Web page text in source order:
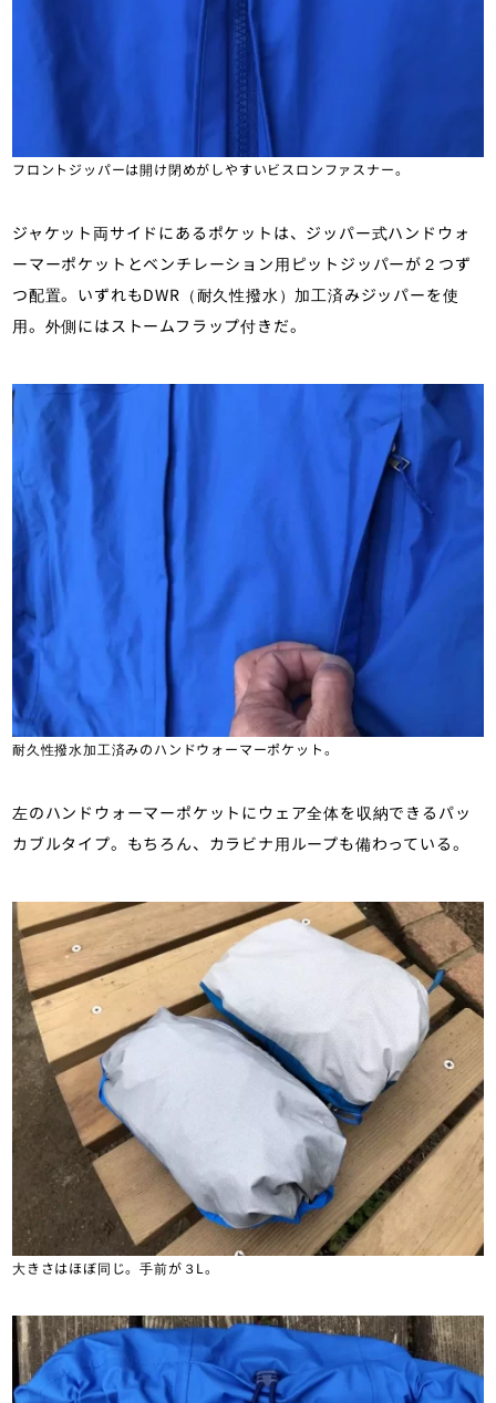
フロントジッパーは開け閉めがしやすいビスロンファスナー。
ジャケット両サイドにあるポケットは、ジッパー式ハンドウォ
ーマーポケットとベンチレーション用ピットジッパーが２つず
つ配置。いずれもDWR（耐久性撥水）加工済みジッパーを使
用。外側にはストームフラップ付きだ。
耐久性撥水加工済みのハンドウォーマーポケット。
左のハンドウォーマーポケットにウェア全体を収納できるパッ
カブルタイプ。もちろん、カラビナ用ループも備わっている。
大きさはほぼ同じ。手前が３L。